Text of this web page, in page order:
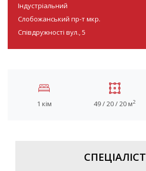
Індустріальний
Слобожанський пр-т мкр.
Співдружності вул., 5
1 кім 49 / 20 / 20 м2
СПЕЦІАЛІСТ